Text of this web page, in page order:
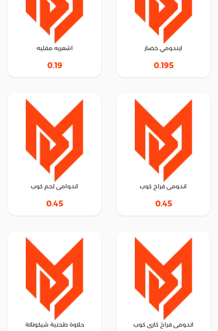
ايندومي خضار
0.195
اشعريه مقليه
0.19
اندومى فراخ كوب
0.45
اندوامى لحم كوب
0.45
اندومى فراخ كارى كوب حلاوة طحنية شيكوتاتة